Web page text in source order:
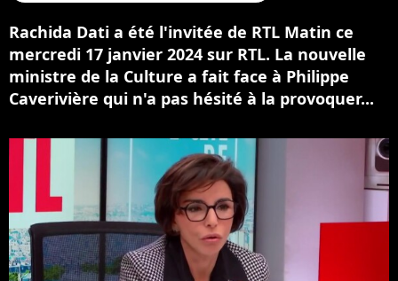
Rachida Dati a été l'invitée de RTL Matin ce
mercredi 17 janvier 2024 sur RTL. La nouvelle
ministre de la Culture a fait face à Philippe
Caverivière qui n'a pas hésité à la provoquer...